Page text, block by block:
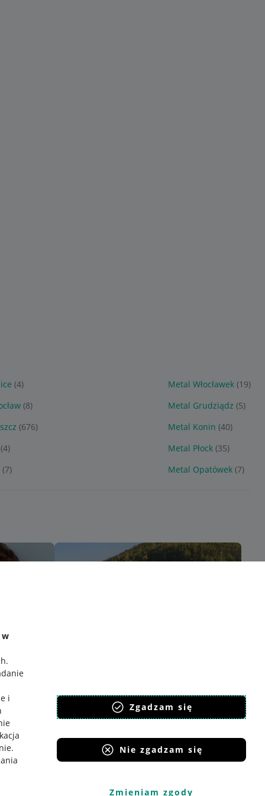
w
.
i
.
Zgadzam się
Nie zgadzam się
Zmieniam zgody
(4) Metal Włocławek (19)
(8) Metal Grudziądz (5)
(676) Metal Konin (40)
(4) Metal Płock (35)
(7) Metal Opatówek (7)